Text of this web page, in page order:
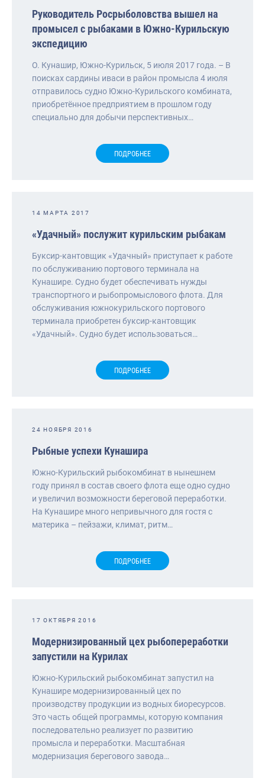
Руководитель Росрыболовства вышел на
промысел с рыбаками в Южно-Курильскую
экспедицию
О. Кунашир, Южно-Курильск, 5 июля 2017 года. – В
поисках сардины иваси в район промысла 4 июля
отправилось судно Южно-Курильского комбината,
приобретённое предприятием в прошлом году
специально для добычи перспективных…
ПОДРОБНЕЕ
14 МАРТА 2017
«Удачный» послужит курильским рыбакам
Буксир-кантовщик «Удачный» приступает к работе
по обслуживанию портового терминала на
Кунашире. Судно будет обеспечивать нужды
транспортного и рыбопромыслового флота. Для
обслуживания южнокурильского портового
терминала приобретен буксир-кантовщик
«Удачный». Судно будет использоваться…
ПОДРОБНЕЕ
24 НОЯБРЯ 2016
Рыбные успехи Кунашира
Южно-Курильский рыбокомбинат в нынешнем
году принял в состав своего флота еще одно судно
и увеличил возможности береговой переработки.
На Кунашире много непривычного для гостя с
материка – пейзажи, климат, ритм…
ПОДРОБНЕЕ
17 ОКТЯБРЯ 2016
Модернизированный цех рыбопереработки
запустили на Курилах
Южно-Курильский рыбокомбинат запустил на
Кунашире модернизированный цех по
производству продукции из водных биоресурсов.
Это часть общей программы, которую компания
последовательно реализует по развитию
промысла и переработки. Масштабная
модернизация берегового завода…